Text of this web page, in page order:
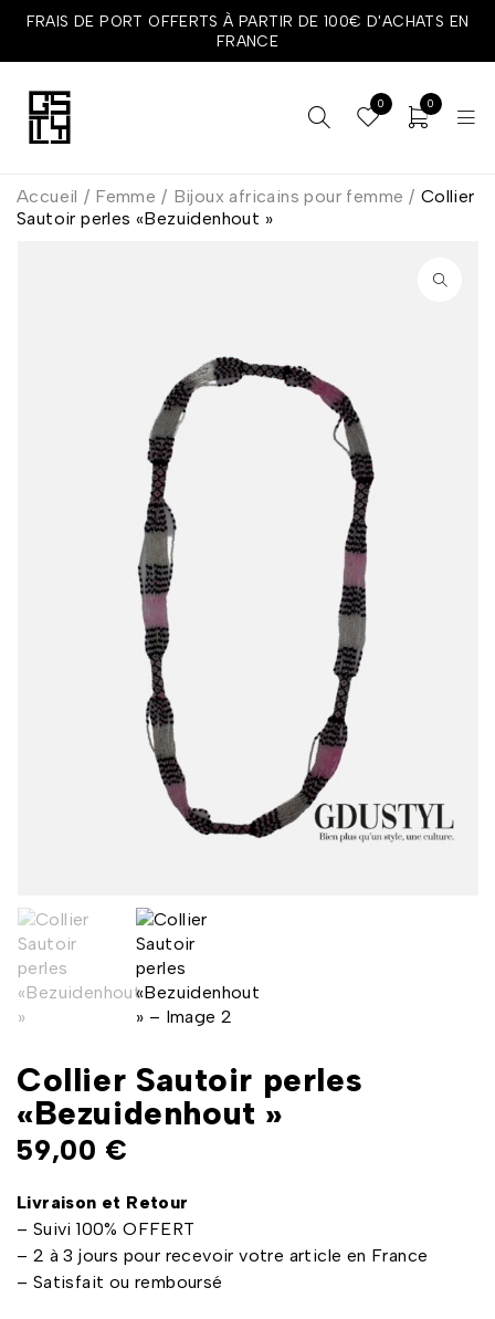
FRAIS DE PORT OFFERTS À PARTIR DE 100€ D'ACHATS EN
FRANCE
0 0
Accueil / Femme / Bijoux africains pour femme / Collier
Sautoir perles «Bezuidenhout »
Collier Sautoir perles
«Bezuidenhout »
59,00 €
Livraison et Retour
– Suivi 100% OFFERT
– 2 à 3 jours pour recevoir votre article en France
– Satisfait ou remboursé